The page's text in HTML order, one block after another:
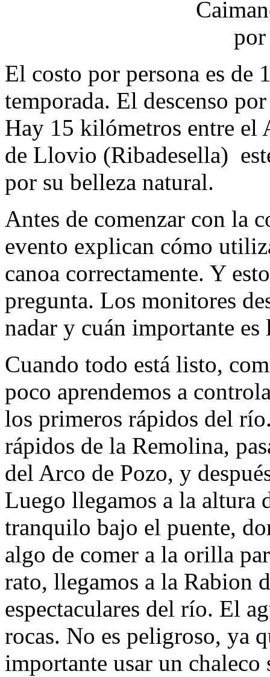
El costo por persona es de
temporada. El descenso
Hay 15 kilómetros entre
de Llovio (Ribadesella)
por su belleza natural.
Antes de comenzar con la
evento explican cómo
canoa correctamente. Y
pregunta. Los monitores
nadar y cuán importante
Cuando todo está listo,
poco aprendemos a
los primeros rápidos del
rápidos de la Remolina,
del Arco de Pozo, y
Luego llegamos a la altura
tranquilo bajo el puente,
algo de comer a la orilla
rato, llegamos a la Rabion
espectaculares del río. El
rocas. No es peligroso, ya
importante usar un chaleco